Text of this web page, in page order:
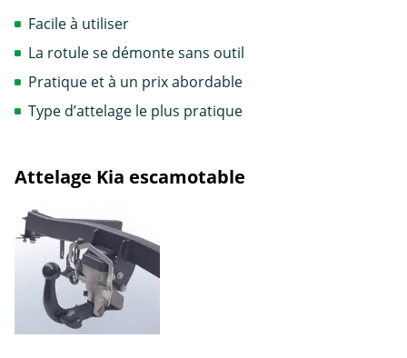
Facile à utiliser
La rotule se démonte sans outil
Pratique et à un prix abordable
Type d’attelage le plus pratique
Attelage Kia escamotable